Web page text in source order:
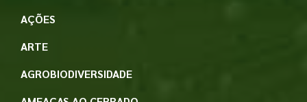
AÇÕES
ARTE
AGROBIODIVERSIDADE